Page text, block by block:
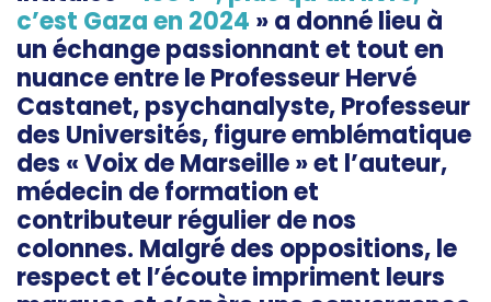
c’est Gaza en 2024 » a donné lieu à
un échange passionnant et tout en
nuance entre le Professeur Hervé
Castanet, psychanalyste, Professeur
des Universités, figure emblématique
des « Voix de Marseille » et l’auteur,
médecin de formation et
contributeur régulier de nos
colonnes. Malgré des oppositions, le
respect et l’écoute impriment leurs